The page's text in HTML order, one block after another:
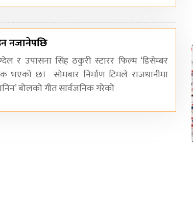
नजानेपछि
र उपासना सिंह ठकुरी स्टारर फिल्म ‘डिसेम्बर
भएको छ। सोमबार निर्माण टिमले राजधानीमा
बोलको गीत सार्वजनिक गरेको